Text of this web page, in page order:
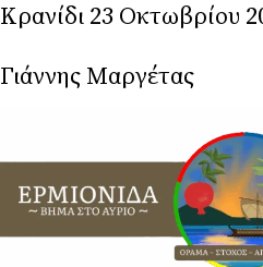
Κρανίδι 23 Οκτωβρίου
Γιάννης Μαργέτας